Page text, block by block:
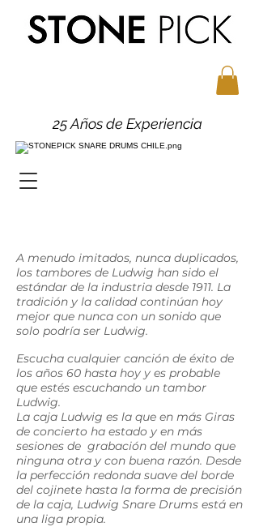
25 Años de Experiencia
A menudo imitados, nunca duplicados,
los tambores de Ludwig han sido el
estándar de la industria desde 1911. La
tradición y la calidad continúan hoy
mejor que nunca con un sonido que
solo podría ser Ludwig.
Escucha cualquier canción de éxito de
los años 60 hasta hoy y es probable
que estés escuchando un tambor
Ludwig.
La caja Ludwig es la que en más Giras
de concierto ha estado y en más
sesiones de grabación del mundo que
ninguna otra y con buena razón. Desde
la perfección redonda suave del borde
del cojinete hasta la forma de precisión
de la caja, Ludwig Snare Drums está en
una liga propia.